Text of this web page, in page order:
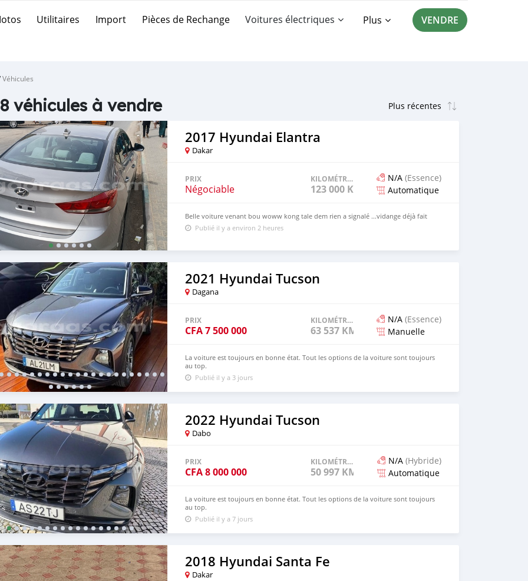
Utilitaires Import Pièces de Rechange Voitures électriques Plus VENDRE
Véhicules
véhicules à vendre
2017 Hyundai Elantra
Dakar
PRIX
Négociable
KILOMÉTRAGE
123 000 KM
N/A (Essence)
Automatique
Belle voiture venant bou woww kong tale dem rien a signalé ...vidange déjà fait
Publié il y a environ 2 heures
2021 Hyundai Tucson
Dagana
PRIX
CFA7 500 000
KILOMÉTRAGE
63 537 KM
N/A (Essence)
Manuelle
La voiture est toujours en bonne état. Tout les options de la voiture sont toujours
au top.
Publié il y a 3 jours
2022 Hyundai Tucson
Dabo
PRIX
CFA8 000 000
KILOMÉTRAGE
50 997 KM
N/A (Hybride)
Automatique
La voiture est toujours en bonne état. Tout les options de la voiture sont toujours
au top.
Publié il y a 7 jours
2018 Hyundai Santa Fe
Dakar